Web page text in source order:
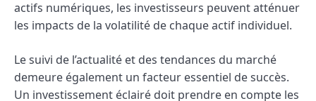
actifs numériques, les investisseurs peuvent atténuer
les impacts de la volatilité de chaque actif individuel.
Le suivi de l’actualité et des tendances du marché
demeure également un facteur essentiel de succès.
Un investissement éclairé doit prendre en compte les